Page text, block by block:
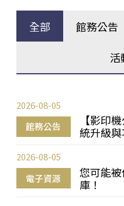
全部 館務公告
活
館務公告
【影印
統升級
2026-08-05
電子資源
您可能
庫！
2026-08-05